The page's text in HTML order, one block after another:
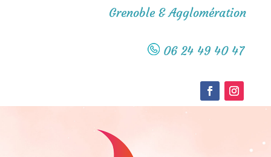
Grenoble & Agglomération
06 24 49 40 47